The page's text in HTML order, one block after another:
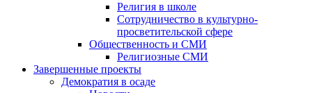
Религия в школе
Сотрудничество в культурно-
просветительской сфере
Общественность и СМИ
Религиозные СМИ
Завершенные проекты
Демократия в осаде